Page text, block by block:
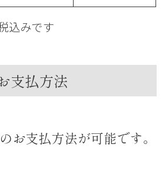
込みです
支払方法
お支払方法が可能です。